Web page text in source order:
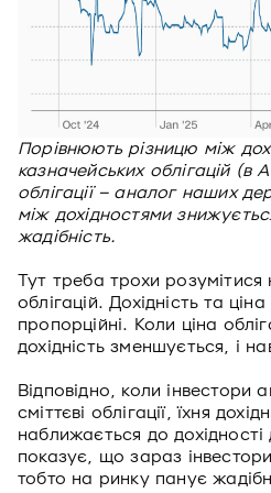
Порівнюють різницю між
казначейських облігацій (в
облігації – аналог наших
між дохідностями
жадібність.
Тут треба трохи розумітися
облігацій. Дохідність та
пропорційні. Коли ціна
дохідність зменшується, і
Відповідно, коли інвестори
сміттєві облігації, їхня
наближається до
показує, що зараз
тобто на ринку панує